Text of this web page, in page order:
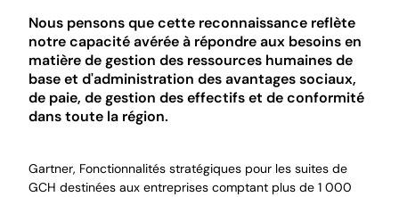
Nous pensons que cette reconnaissance reflète
notre capacité avérée à répondre aux besoins en
matière de gestion des ressources humaines de
base et d'administration des avantages sociaux,
de paie, de gestion des effectifs et de conformité
dans toute la région.
Gartner, Fonctionnalités stratégiques pour les suites de
GCH destinées aux entreprises comptant plus de 1 000